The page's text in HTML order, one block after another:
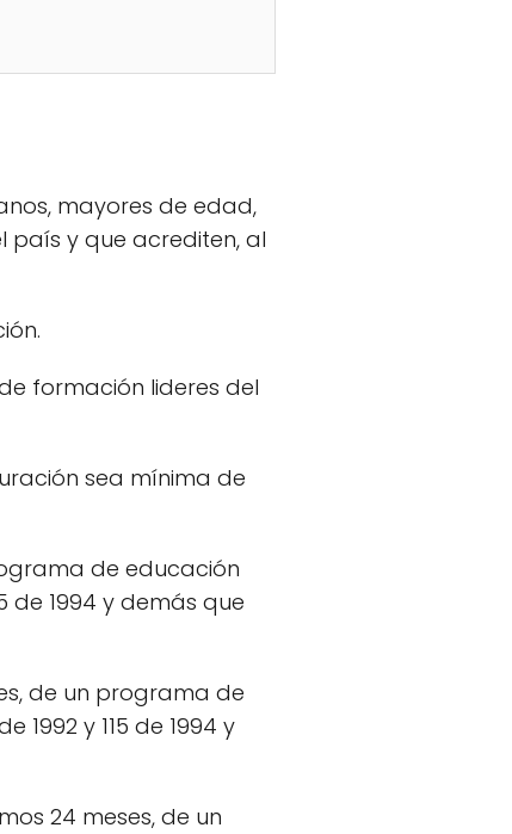
mayores de edad,
país y que acrediten, al
formación lideres del
sea mínima de
de educación
de 1994 y demás que
de un programa de
y 115 de 1994 y
24 meses, de un